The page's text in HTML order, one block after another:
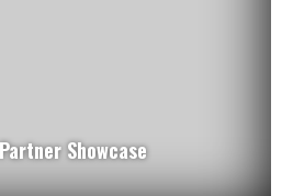
Showcase